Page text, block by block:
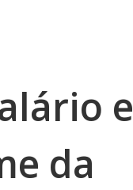
e
da